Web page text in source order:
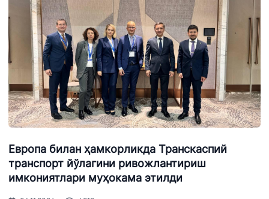
"Uzbekistan
Airways" АЖ
"Ўзбекистон
темир
йўллари" АЖ
"Uzbekistan
Европа билан ҳамкорликда Транскаспий
транспорт йўлагини ривожлантириш
имкониятлари муҳокама этилди